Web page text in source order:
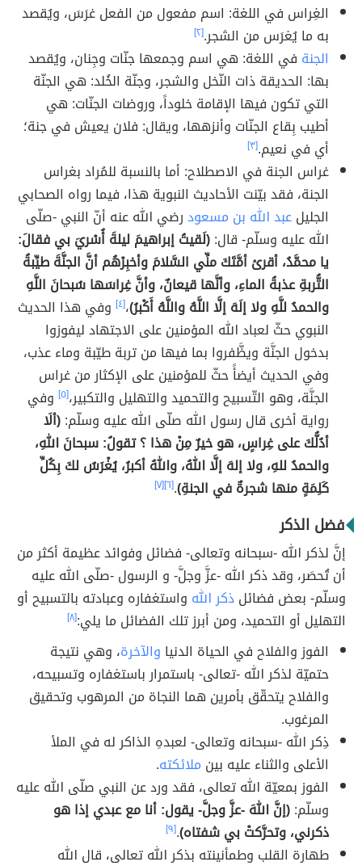
الغِراس في اللغة: اسم مفعول من الفعل غرَسَ، ويُقصد
به ما يُغرَس من الشجر.[٢]
الجنة في اللغة: هي اسم وجمعها جنّات وجِنان، ويُقصد
بها: الحديقة ذات النّخل والشجر، وجنّة الخُلد: هي الجنّة
التي تكون فيها الإقامة خلوداً، وروضات الجنّات: هي
أطيب بِقاع الجنّات وأنزهها، ويقال: فلان يعيش في جنة؛
أي في نعيم.[٣]
غراس الجنة في الاصطلاح: أما بالنسبة للمُراد بغراس
الجنة، فقد بيّنت الأحاديث النبوية هذا، فيما رواه الصحابي
الجليلعبد الله بن مسعودرضي الله عنه أنّ النبي -صلّى
الله عليه وسلّم- قال:(لَقيتُ إبراهيمَ ليلةَ أُسْريَ بي فقالَ:
يا محمَّدُ، أقرئ أمَّتَكَ منِّي السَّلامَ وأخبِرْهُم أنَّ الجنَّةَ طيِّبةُ
التُّربةِ عذبةُ الماءِ، وأنَّها قيعانٌ، وأنَّ غِراسَها سُبحانَ اللَّهِ
والحمدُ للَّهِ ولا إلَهَ إلَّا اللَّهُ واللَّهُ أَكْبرُ)،[٤] وفي هذا الحديث
النبوي حثّ لعباد الله المؤمنين على الاجتهاد ليفوزوا
بدخول الجنَّة ويظَّفروا بما فيها من تربة طيّبة وماء عذب،
وفي الحديث أيضأً حثّ للمؤمنين على الإكثار من غراس
الجنَّة، وهو التّسبيح والتحميد والتهليل والتكبير،[٥] وفي
رواية أخرى قال رسول الله صلّى الله عليه وسلّم:(ألَا
أدُلُّكَ على غِراسٍ، هو خيرٌ مِنْ هذا ؟ تقولُ: سبحانَ اللهِ،
والحمدُ للهِ، ولا إلهَ إلَّا اللهُ، واللهُ أكبرُ، يُغْرَسُ لكَ بِكُلِّ
كَلِمَةٍ منها شجرةٌ في الجنةِ).[٦] [٧]
فضل الذكر
إنَّ لذكر الله -سبحانه وتعالى- فضائل وفوائد عظيمة أكثر من
أن تُحصَر، وقد ذكر الله -عزَّ وجلَّ- و الرسول -صلّى الله عليه
وسلّم- بعض فضائلذكر الله واستغفاره وعبادته بالتسبيح أو
التهليل أو التحميد، ومن أبرز تلك الفضائل ما يلي:[٨]
الفوز والفلاح في الحياة الدنيا والآخرة، وهي نتيجة
حتميّة لذكر الله -تعالى- باستمرار باستغفاره وتسبيحه،
والفلاح يتحقّق بأمرين هما النجاة من المرهوب وتحقيق
المرغوب.
ذِكر الله -سبحانه وتعالى- لعبدهِ الذاكر له في الملأ
الأعلى والثناء عليه بين ملائكته.
الفوز بمعيّة الله تعالى، فقد ورد عن النبي صلّى الله عليه
وسلّم:(إنَّ اللهَ -عزَّ وجلَّ- يقول: أنا مع عبدي إذا هو
ذكرني، وتحرَّكتْ بي شفتاه).[٩]
طهارة القلب وطمأنينته بذكر الله تعالى، قال الله